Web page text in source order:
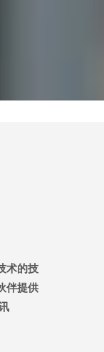
术的技
伴提供